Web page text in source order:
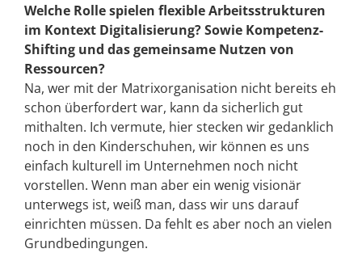
Welche Rolle spielen flexible Arbeitsstrukturen
im Kontext Digitalisierung? Sowie Kompetenz-
Shifting und das gemeinsame Nutzen von
Ressourcen?
Na, wer mit der Matrixorganisation nicht bereits eh
schon überfordert war, kann da sicherlich gut
mithalten. Ich vermute, hier stecken wir gedanklich
noch in den Kinderschuhen, wir können es uns
einfach kulturell im Unternehmen noch nicht
vorstellen. Wenn man aber ein wenig visionär
unterwegs ist, weiß man, dass wir uns darauf
einrichten müssen. Da fehlt es aber noch an vielen
Grundbedingungen.